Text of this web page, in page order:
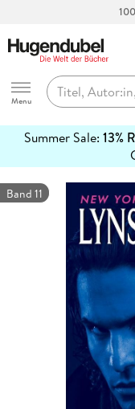
Hugendubel
Menu
Summer Sale: 13%
erfahren
Band 11